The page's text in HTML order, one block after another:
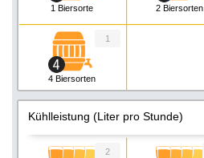
1 Biersorte 2 Biersorten
4 Biersorten
1
Kühlleistung (Liter pro Stunde)
2